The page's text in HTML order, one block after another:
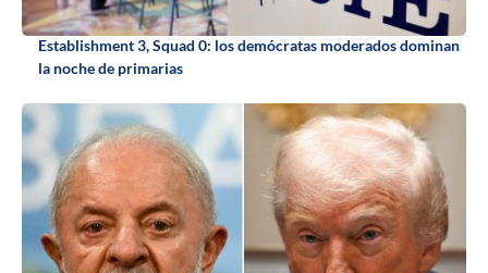
Establishment 3, Squad 0: los demócratas moderados dominan
la noche de primarias